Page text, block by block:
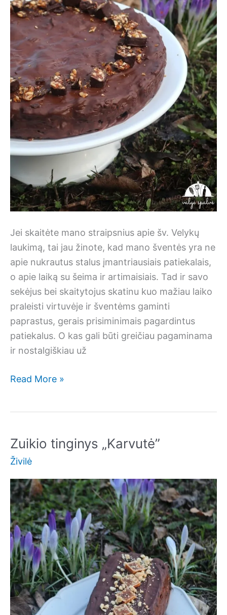
Jei skaitėte mano straipsnius apie šv. Velykų
laukimą, tai jau žinote, kad mano šventės yra ne
apie nukrautus stalus įmantriausiais patiekalais,
o apie laiką su šeima ir artimaisiais. Tad ir savo
sekėjus bei skaitytojus skatinu kuo mažiau laiko
praleisti virtuvėje ir šventėms gaminti
paprastus, gerais prisiminimais pagardintus
patiekalus. O kas gali būti greičiau pagaminama
ir nostalgiškiau už
Griliažinis
Read More »
Zuikio tinginys „Karvutė”
Živilė